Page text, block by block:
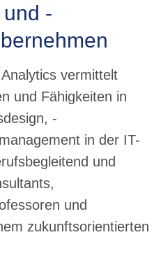
-
vermittelt
und Fähigkeiten in
-
in der IT-
und
und
zukunftsorientierten